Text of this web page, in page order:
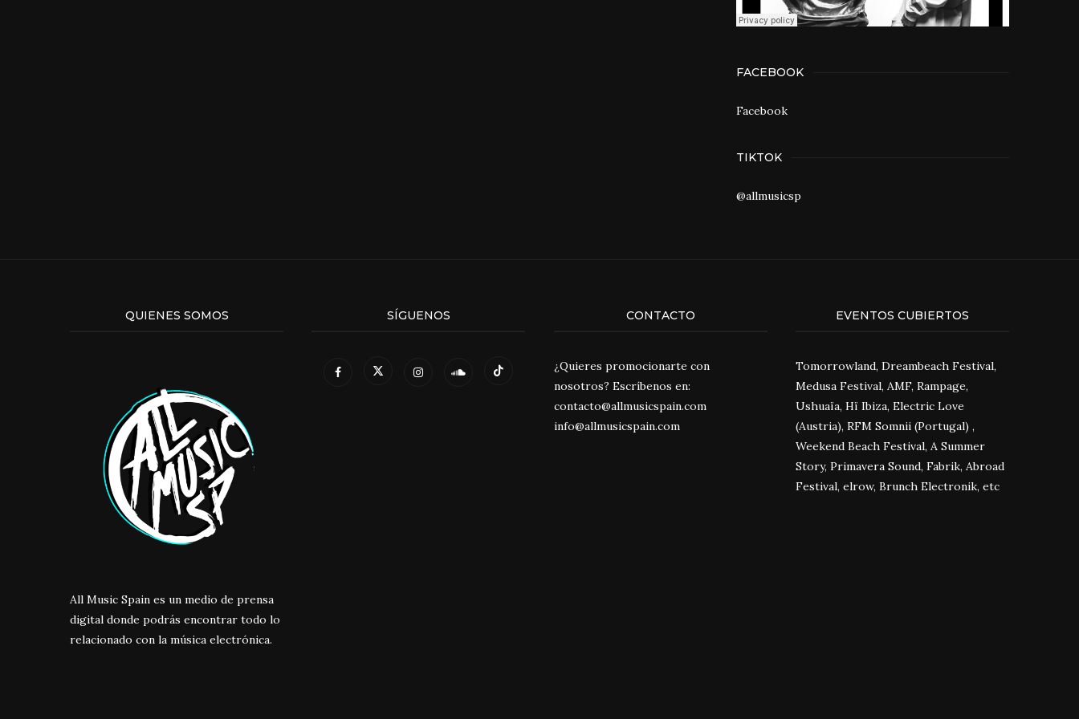
FACEBOOK
Facebook
TIKTOK
@allmusicsp
QUIENES SOMOS
All Music Spain es un medio de prensa
digital donde podrás encontrar todo lo
relacionado con la música electrónica.
SÍGUENOS CONTACTO
¿Quieres promocionarte con
nosotros? Escríbenos en:
contacto@allmusicspain.com
info@allmusicspain.com
EVENTOS CUBIERTOS
Tomorrowland, Dreambeach Festival,
Medusa Festival, AMF, Rampage,
Ushuaïa, Hï Ibiza, Electric Love
(Austria), RFM Somnii (Portugal) ,
Weekend Beach Festival, A Summer
Story, Primavera Sound, Fabrik, Abroad
Festival, elrow, Brunch Electronik, etc